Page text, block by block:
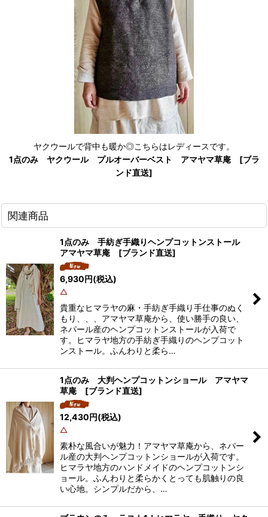
ヤクウールで背中も暖か◎こちらはレディースです。
1点のみ ヤクウール プルオーバーベスト アマヤマ草庵 [ブラ
ンド直送]
関連商品
1点のみ 手紡ぎ手織りヘンプコットンストール
アマヤマ草庵 [ブランド直送]
6,930円(税込)
△
貴重なヒマラヤの麻・手紡ぎ手織り手仕事のぬく
もり、、、アマヤマ草庵から、使い勝手の良い、
ネパール産のヘンプコットンストールが入荷で
す。ヒマラヤ地方の手紡ぎ手織りのヘンプコット
ンストール。ふんわりと柔ら…
1点のみ 大判ヘンプコットンショール アマヤマ
草庵 [ブランド直送]
12,430円(税込)
△
素朴な風合いが魅力！アマヤマ草庵から、ネパー
ル産の大判ヘンプコットンショールが入荷です。
ヒマラヤ地方のハンドメイドのヘンプコットンシ
ョール。ふんわりと柔らかくとっても肌触りの良
い心地。シンプルだから、…